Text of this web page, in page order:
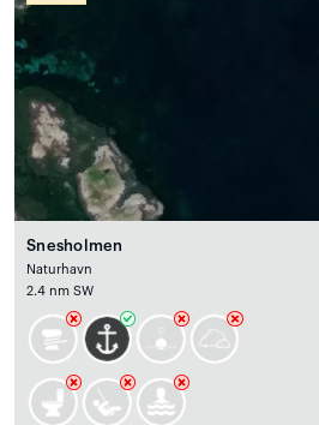
Snesholmen
Naturhavn
2.4 nm SW